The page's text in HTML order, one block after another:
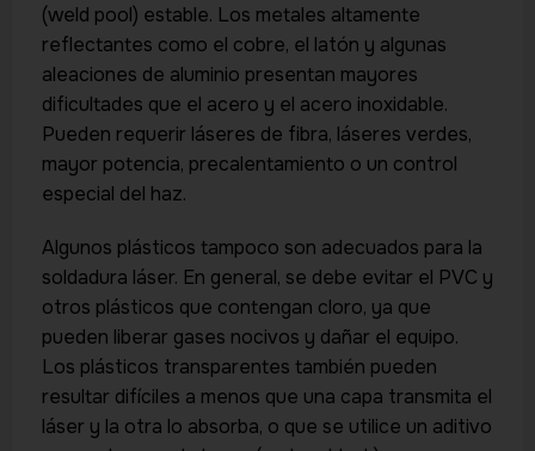
(weld pool) estable. Los metales altamente
reflectantes como el cobre, el latón y algunas
aleaciones de aluminio presentan mayores
dificultades que el acero y el acero inoxidable.
Pueden requerir láseres de fibra, láseres verdes,
mayor potencia, precalentamiento o un control
especial del haz.
Algunos plásticos tampoco son adecuados para la
soldadura láser. En general, se debe evitar el PVC y
otros plásticos que contengan cloro, ya que
pueden liberar gases nocivos y dañar el equipo.
Los plásticos transparentes también pueden
resultar difíciles a menos que una capa transmita el
láser y la otra lo absorba, o que se utilice un aditivo